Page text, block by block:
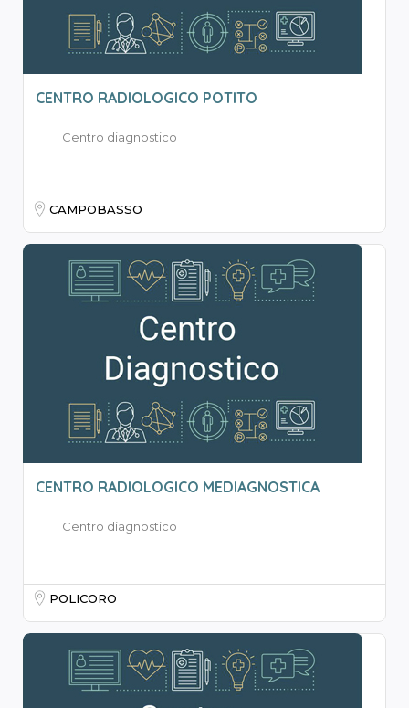
CENTRO RADIOLOGICO POTITO
Centro diagnostico
CAMPOBASSO
CENTRO RADIOLOGICO MEDIAGNOSTICA
Centro diagnostico
POLICORO